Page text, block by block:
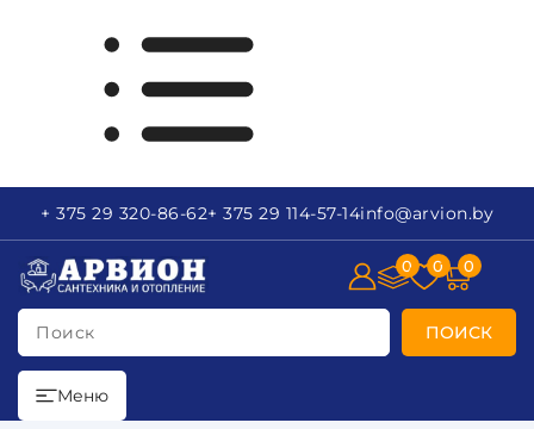
+ 375 29 320-86-62+ 375 29 114-57-14info@arvion.by
Поиск ПОИСК
0 0 0
Меню